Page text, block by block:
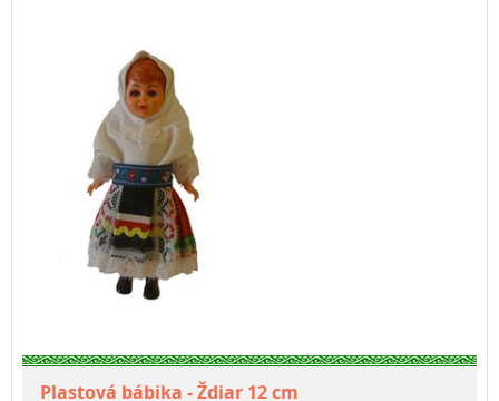
Plastová bábika - Ždiar 12 cm